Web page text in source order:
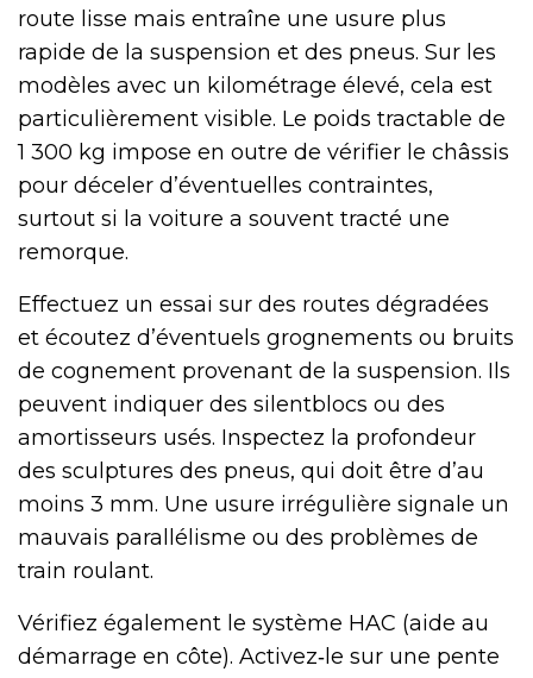
route lisse mais entraîne une usure plus
rapide de la suspension et des pneus. Sur les
modèles avec un kilométrage élevé, cela est
particulièrement visible. Le poids tractable de
1 300 kg impose en outre de vérifier le châssis
pour déceler d’éventuelles contraintes,
surtout si la voiture a souvent tracté une
remorque.
Effectuez un essai sur des routes dégradées
et écoutez d’éventuels grognements ou bruits
de cognement provenant de la suspension. Ils
peuvent indiquer des silentblocs ou des
amortisseurs usés. Inspectez la profondeur
des sculptures des pneus, qui doit être d’au
moins 3 mm. Une usure irrégulière signale un
mauvais parallélisme ou des problèmes de
train roulant.
Vérifiez également le système HAC (aide au
démarrage en côte). Activez‑le sur une pente